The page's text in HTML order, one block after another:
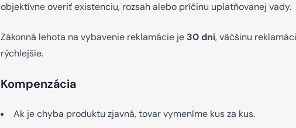
objektívne overiť existenciu, rozsah alebo príčinu uplatňovanej vady.
Zákonná lehota na vybavenie reklamácie je 30 dní, väčšinu
rýchlejšie.
Kompenzácia
Ak je chyba produktu zjavná, tovar vymeníme kus za kus.